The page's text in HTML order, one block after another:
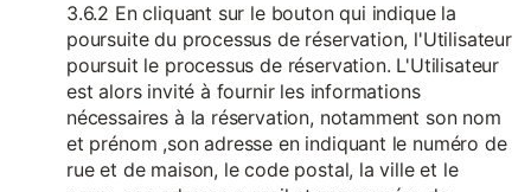
3.6.2 En cliquant sur le bouton qui indique la
poursuite du processus de réservation, l'Utilisateur
poursuit le processus de réservation. L'Utilisateur
est alors invité à fournir les informations
nécessaires à la réservation, notamment son nom
et prénom ,son adresse en indiquant le numéro de
rue et de maison, le code postal, la ville et le